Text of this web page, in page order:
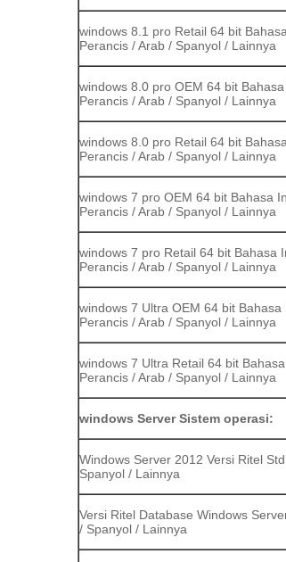
windows 8.1 pro Retail 64 bit
Perancis / Arab / Spanyol / Lainnya
windows 8.0 pro OEM 64 bit
Perancis / Arab / Spanyol / Lainnya
windows 8.0 pro Retail 64 bit
Perancis / Arab / Spanyol / Lainnya
windows 7 pro OEM 64 bit Bahasa
Perancis / Arab / Spanyol / Lainnya
windows 7 pro Retail 64 bit Bahasa
Perancis / Arab / Spanyol / Lainnya
windows 7 Ultra OEM 64 bit Bahasa
Perancis / Arab / Spanyol / Lainnya
windows 7 Ultra Retail 64 bit
Perancis / Arab / Spanyol / Lainnya
windows Server Sistem operasi:
Windows Server 2012 Versi Ritel
Spanyol / Lainnya
Versi Ritel Database Windows
/ Spanyol / Lainnya